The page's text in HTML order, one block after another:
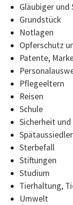
Gläubiger und
Grundstück
Notlagen
Opferschutz
Patente,
Pflegeeltern
Reisen
Schule
Sicherheit
Spätaussiedler
Sterbefall
Stiftungen
Studium
Tierhaltung,
Umwelt